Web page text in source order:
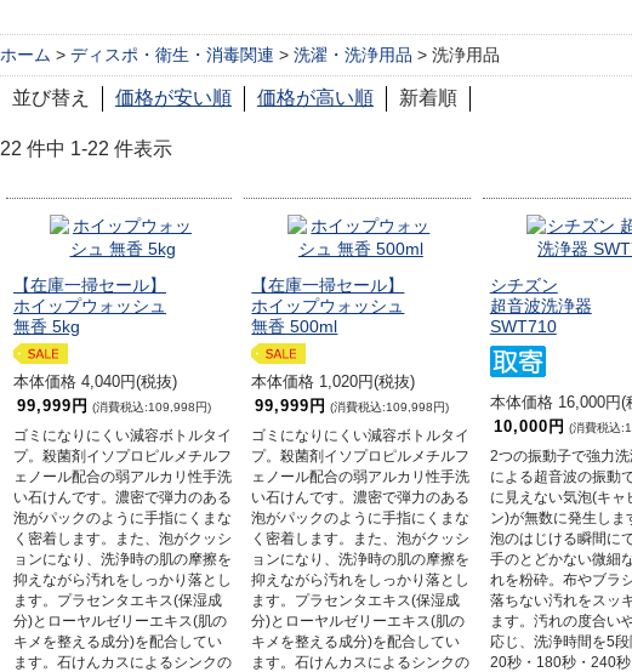
ホーム > ディスポ・衛生・消毒関連 > 洗濯・洗浄用品 > 洗浄用品
並び替え 価格が安い順 価格が高い順 新着順
22 件中 1-22 件表示
【在庫一掃セール】
ホイップウォッシュ
無香 5kg
本体価格 4,040円(税抜)
99,999円 (消費税込:109,998円)
ゴミになりにくい減容ボトルタイ
プ。殺菌剤イソプロピルメチルフ
ェノール配合の弱アルカリ性手洗
い石けんです。濃密で弾力のある
泡がパックのように手指にくまな
く密着します。また、泡がクッシ
ョンになり、洗浄時の肌の摩擦を
抑えながら汚れをしっかり落とし
ます。プラセンタエキス(保湿成
分)とローヤルゼリーエキス(肌の
キメを整える成分)を配合してい
ます。石けんカスによるシンクの
【在庫一掃セール】
ホイップウォッシュ
無香 500ml
本体価格 1,020円(税抜)
99,999円 (消費税込:109,998円)
ゴミになりにくい減容ボトルタイ
プ。殺菌剤イソプロピルメチルフ
ェノール配合の弱アルカリ性手洗
い石けんです。濃密で弾力のある
泡がパックのように手指にくまな
く密着します。また、泡がクッシ
ョンになり、洗浄時の肌の摩擦を
抑えながら汚れをしっかり落とし
ます。プラセンタエキス(保湿成
分)とローヤルゼリーエキス(肌の
キメを整える成分)を配合してい
ます。石けんカスによるシンクの
シチズン
超音波洗浄器
SWT710
本体価格 16,000円(
10,000円 (消費税込
2つの振動子で強力
による超音波の振動
に見えない気泡(キャ
ン)が無数に発生しま
泡のはじける瞬間に
手のとどかない微細
れを粉砕。布やブラ
落ちない汚れをスッ
ます。汚れの度合い
応じ、洗浄時間を5
20秒・180秒・240